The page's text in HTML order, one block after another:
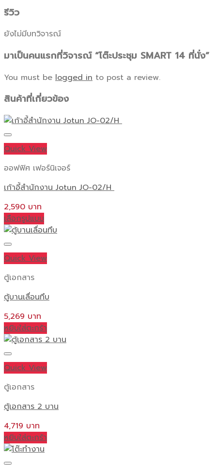
รีวิว
ยังไม่มีบทวิจารณ์
มาเป็นคนแรกที่วิจารณ์ “โต๊ะประชุม SMART 14 ที่นั่ง”
You must be logged in to post a review.
สินค้าที่เกี่ยวข้อง
Quick View
ออฟฟิศ เฟอร์นิเจอร์
เก้าอี้สำนักงาน Jotun JO-02/H
2,590
เลือกรูปแบบ
This
product
has
multiple
variants.
options
may
be
chosen
on
the
product
page
Quick View
ตู้เอกสาร
ตู้บานเลื่อนทึบ
5,269
หยิบใส่ตะกร้า
Quick View
ตู้เอกสาร
ตู้เอกสาร 2 บาน
4,719
หยิบใส่ตะกร้า